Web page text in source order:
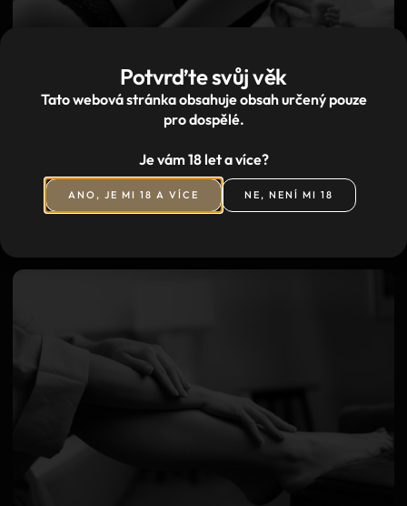
Potvrďte svůj věk
Tato webová stránka obsahuje obsah určený pouze
pro dospělé.
Je vám 18 let a více?
ANO, JE MI 18 A VÍCE NE, NENÍ MI 18